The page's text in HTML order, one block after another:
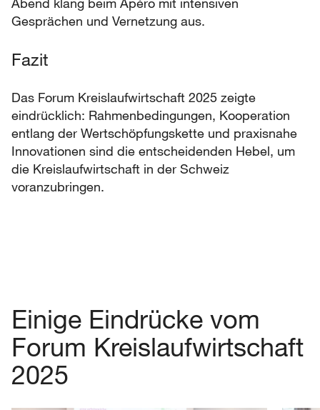
Gesprächen und Vernetzung aus.
Fazit
Das Forum Kreislaufwirtschaft 2025 zeigte
eindrücklich: Rahmenbedingungen, Kooperation
entlang der Wertschöpfungskette und praxisnahe
Innovationen sind die entscheidenden Hebel, um
die Kreislaufwirtschaft in der Schweiz
voranzubringen.
Einige Eindrücke vom
Forum Kreislaufwirtschaft
2025